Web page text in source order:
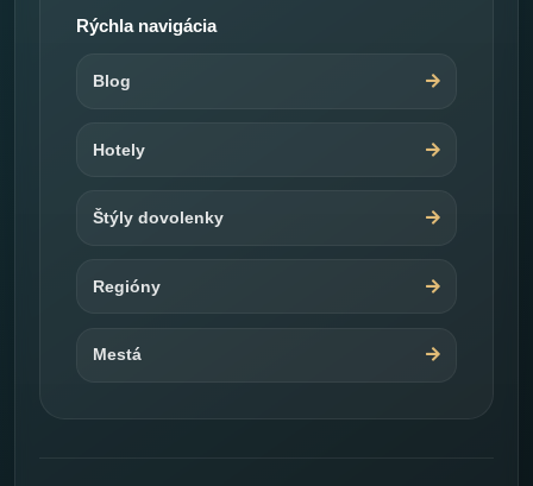
Rýchla navigácia
Blog
Hotely
Štýly dovolenky
Regióny
Mestá